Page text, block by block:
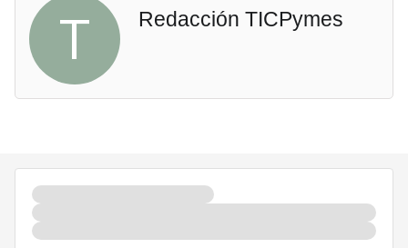
T Redacción TICPymes